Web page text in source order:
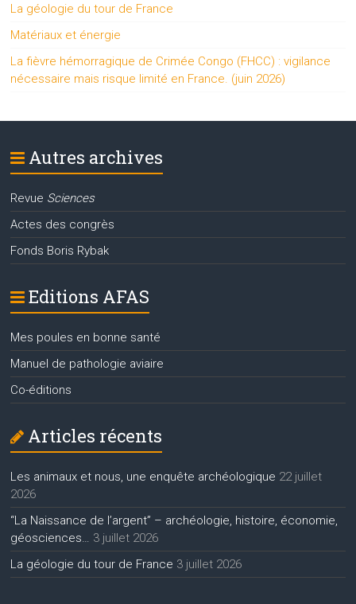
La géologie du tour de France
Matériaux et énergie
La fièvre hémorragique de Crimée Congo (FHCC) : vigilance
nécessaire mais risque limité en France. (juin 2026)
Autres archives
Revue Sciences
Actes des congrès
Fonds Boris Rybak
Editions AFAS
Mes poules en bonne santé
Manuel de pathologie aviaire
Co-éditions
Articles récents
Les animaux et nous, une enquête archéologique 22 juillet
2026
“La Naissance de l’argent” – archéologie, histoire, économie,
géosciences…
3 juillet 2026
La géologie du tour de France 3 juillet 2026